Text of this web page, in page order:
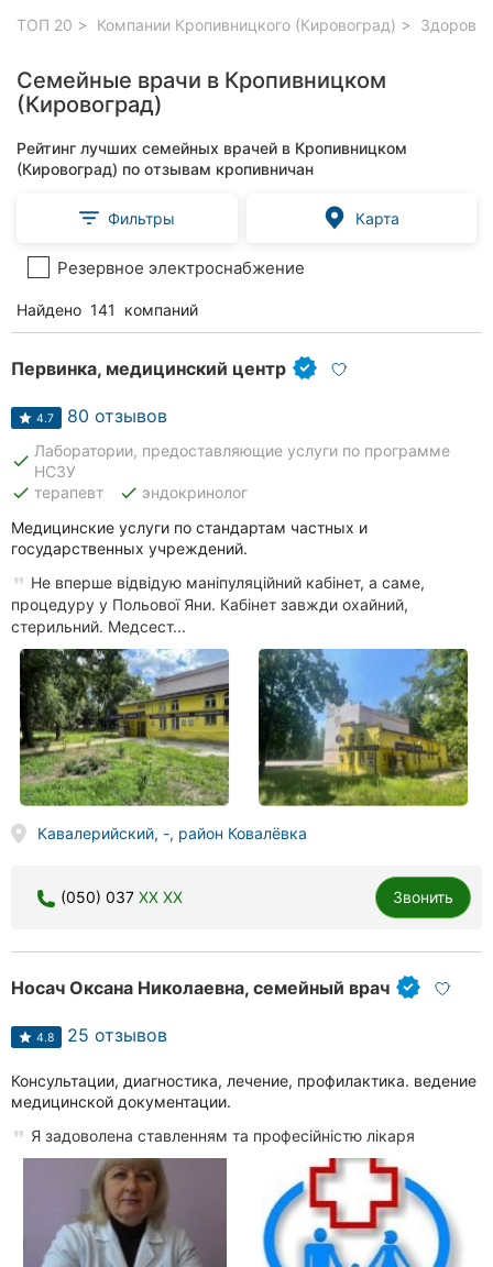
ТОП 20 Компании Кропивницкого (Кировоград)
Семейные врачи в Кропивницком
(Кировоград)
Рейтинг лучших семейных врачей в Кропивницком
(Кировоград) по отзывам кропивничан
Фильтры Карта
Резервное электроснабжение
Найдено 141 компаний
Первинка, медицинский центр
4.7 80 отзывов
done
Лаборатории, предоставляющие услуги по программе
НСЗУ
done терапевт done эндокринолог
Медицинские услуги по стандартам частных и
государственных учреждений.
Не вперше відвідую маніпуляційний кабінет, а саме,
процедуру у Польової Яни. Кабінет завжди охайний,
стерильний. Медсест...
Кавалерийский, -, район Ковалёвка
(050) 037 XX XX Звонить
Носач Оксана Николаевна, семейный врач
4.8 25 отзывов
Консультации, диагностика, лечение, профилактика. ведение
медицинской документации.
Я задоволена ставленням та професійністю лікаря